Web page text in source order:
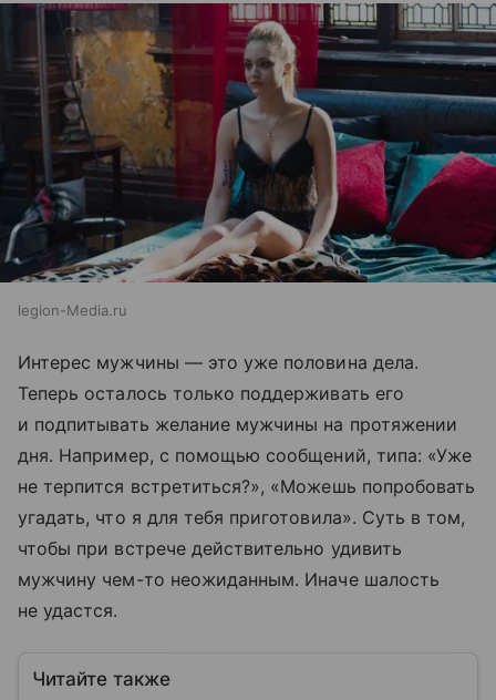
legion-Media.ru
Интерес мужчины — это уже половина дела.
Теперь осталось только поддерживать его
и подпитывать желание мужчины на протяжении
дня. Например, с помощью сообщений, типа: «Уже
не терпится встретиться?», «Можешь попробовать
угадать, что я для тебя приготовила». Суть в том,
чтобы при встрече действительно удивить
мужчину чем-то неожиданным. Иначе шалость
не удастся.
Читайте также